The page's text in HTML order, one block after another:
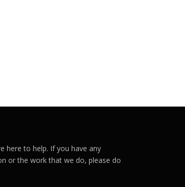
here to help. If you have any
or the work that we do, please do